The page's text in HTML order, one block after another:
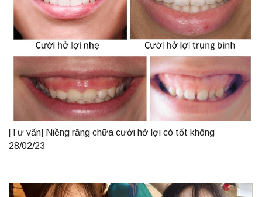
[Tư vấn] Niềng răng chữa cười hở lợi có tốt không
28/02/23